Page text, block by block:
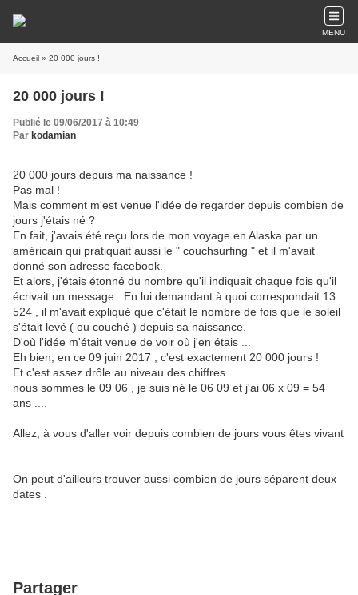
MENU
Accueil » 20 000 jours !
20 000 jours !
Publié le 09/06/2017 à 10:49
Par kodamian
20 000 jours depuis ma naissance !
Pas mal !
Mais comment m'est venue l'idée de regarder depuis combien de
jours j'étais né ?
En fait, j'avais été reçu lors de mon voyage en Alaska par un
américain qui pratiquait aussi le " couchsurfing " et il m'avait
donné son adresse facebook.
Et alors, j'étais étonné du nombre qu'il indiquait chaque fois qu'il
écrivait un message . En lui demandant à quoi correspondait 13
524 , il m'avait expliqué que c'était le nombre de fois que le soleil
s'était levé ( ou couché ) depuis sa naissance.
D'où l'idée m'était venue de voir où j'en étais ...
Eh bien, en ce 09 juin 2017 , c'est exactement 20 000 jours !
Et c'est assez drôle au niveau des chiffres .
nous sommes le 09 06 , je suis né le 06 09 et j'ai 06 x 09 = 54
ans ....
Allez, à vous d'aller voir depuis combien de jours vous êtes vivant
On peut d'ailleurs trouver aussi combien de jours séparent deux
dates .
Partager